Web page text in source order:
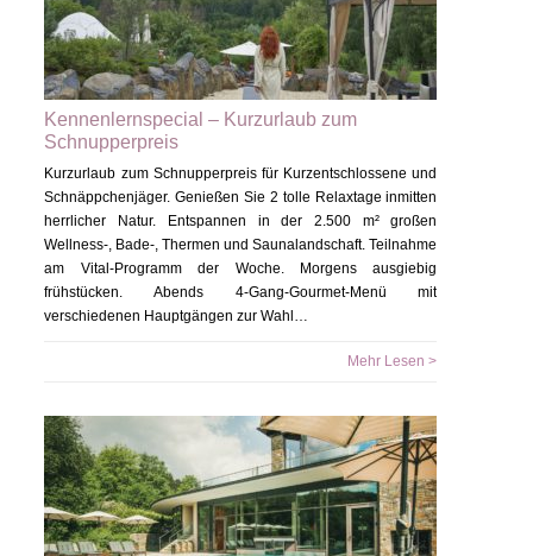
Kennenlernspecial – Kurzurlaub zum
Schnupperpreis
Kurzurlaub zum Schnupperpreis für Kurzentschlossene und
Schnäppchenjäger. Genießen Sie 2 tolle Relaxtage inmitten
herrlicher Natur. Entspannen in der 2.500 m² großen
Wellness-, Bade-, Thermen und Saunalandschaft. Teilnahme
am Vital-Programm der Woche. Morgens ausgiebig
frühstücken. Abends 4-Gang-Gourmet-Menü mit
verschiedenen Hauptgängen zur Wahl…
Mehr Lesen >